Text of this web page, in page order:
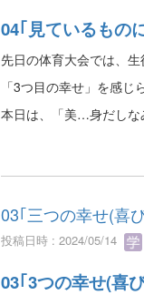
04｢見ているもの
先日の体育大会では、生
「3つ目の幸せ」を感じ
本日は、「美…身だしな
03｢三つの幸せ(喜
投稿日時 : 2024/05/14
03｢3つの幸せ(喜